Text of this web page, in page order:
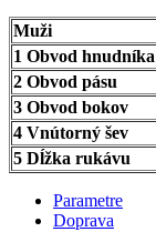
Muži
1 Obvod hnudníka
2 Obvod pásu
3 Obvod bokov
4 Vnútorný šev
5 Dĺžka rukávu
Parametre
Doprava